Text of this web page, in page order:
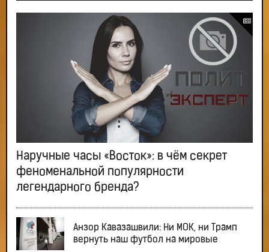
Наручные часы «Восток»: в чём секрет
феноменальной популярности
легендарного бренда?
Анзор Кавазашвили: Ни МОК, ни Трамп
вернуть наш футбол на мировые